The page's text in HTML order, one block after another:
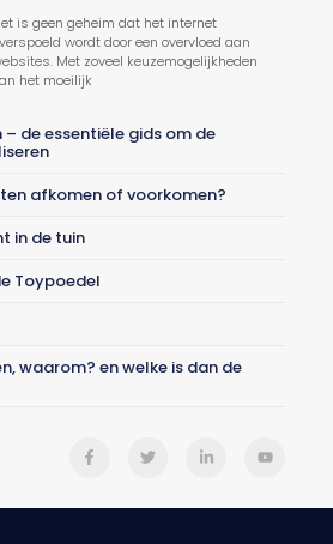
is geen geheim dat het internet
wordt door een overvloed aan
Met zoveel keuzemogelijkheden
het moeilijk
de essentiële gids om de
afkomen of voorkomen?
in de tuin
Toypoedel
waarom? en welke is dan de